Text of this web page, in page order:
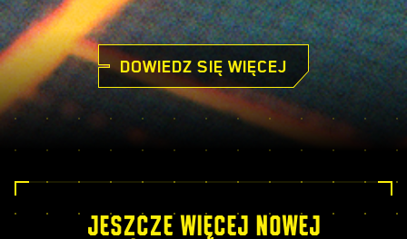
DOWIEDZ SIĘ WIĘCEJ
JESZCZE WIĘCEJ NOWEJ